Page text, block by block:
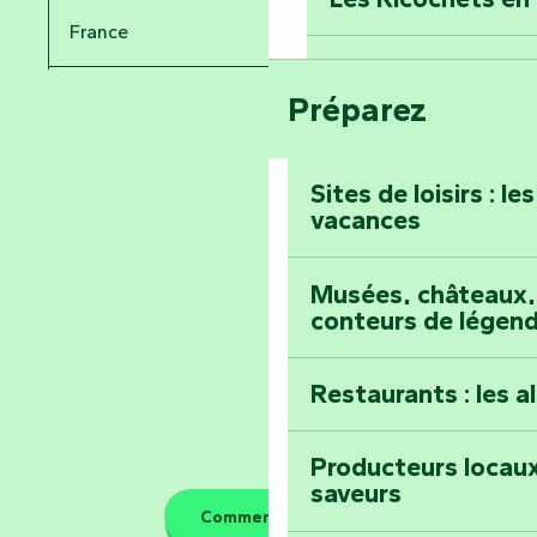
Voyagez dans le
Maillezais
Montez au
Tout l'agenda
Préparez
Sites de loisirs :
vacances
Musées,
conteurs de
Restaurants : les
Producteurs
saveurs
France
Comment venir ?